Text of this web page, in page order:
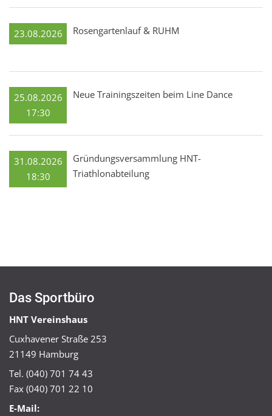
23.08.2026 Rosengartenlauf & RUHM
25.08.2026
17:30
Neue Trainingszeiten beim Line Dance
31.08.2026
18:30
Gründungsversammlung HNT-
Triathlonabteilung
Das Sportbüro
HNT Vereinshaus
Cuxhavener Straße 253
21149 Hamburg
Tel. (040) 701 74 43
Fax (040) 701 22 10
E-Mail: